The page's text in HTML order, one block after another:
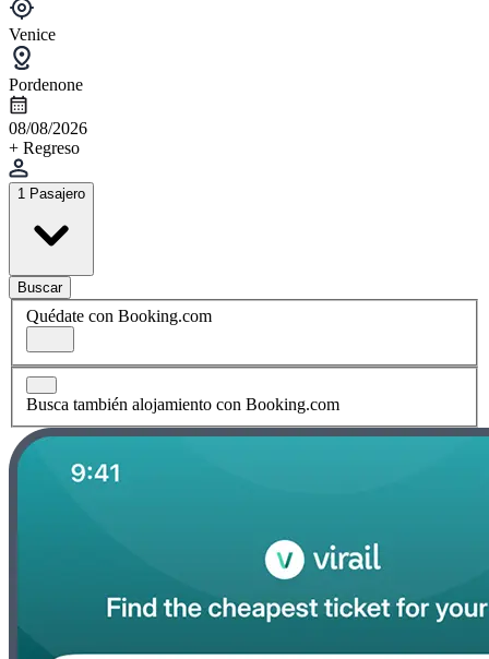
Venice
Pordenone
08/08/2026
+ Regreso
1 Pasajero
Buscar
Quédate con Booking.com
Busca también alojamiento con Booking.com